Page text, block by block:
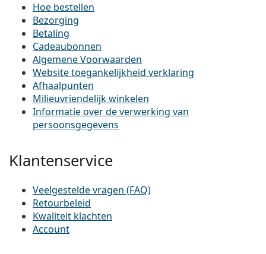
Hoe bestellen
Bezorging
Betaling
Cadeaubonnen
Algemene Voorwaarden
Website toegankelijkheid verklaring
Afhaalpunten
Milieuvriendelijk winkelen
Informatie over de verwerking van
persoonsgegevens
Klantenservice
Veelgestelde vragen (FAQ)
Retourbeleid
Kwaliteit klachten
Account